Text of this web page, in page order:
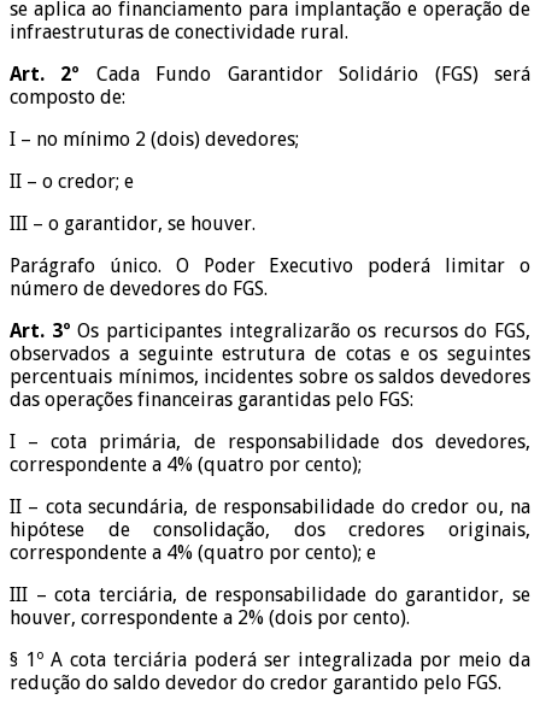
se aplica ao financiamento para implantação e operação de
infraestruturas de conectividade rural.
Art. 2º Cada Fundo Garantidor Solidário (FGS) será
composto de:
I – no mínimo 2 (dois) devedores;
II – o credor; e
III – o garantidor, se houver.
Parágrafo único. O Poder Executivo poderá limitar o
número de devedores do FGS.
Art. 3º Os participantes integralizarão os recursos do FGS,
observados a seguinte estrutura de cotas e os seguintes
percentuais mínimos, incidentes sobre os saldos devedores
das operações financeiras garantidas pelo FGS:
I – cota primária, de responsabilidade dos devedores,
correspondente a 4% (quatro por cento);
II – cota secundária, de responsabilidade do credor ou, na
hipótese de consolidação, dos credores originais,
correspondente a 4% (quatro por cento); e
III – cota terciária, de responsabilidade do garantidor, se
houver, correspondente a 2% (dois por cento).
§ 1º A cota terciária poderá ser integralizada por meio da
redução do saldo devedor do credor garantido pelo FGS.